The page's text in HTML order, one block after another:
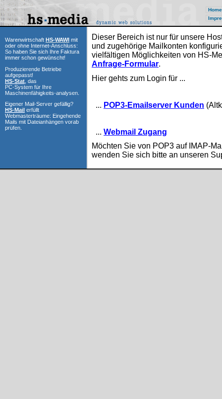
Home
WarenwirtschaftHS-WAWImit
oder ohne Internet-Anschluss:
So haben Sie sich Ihre Faktura
immer schon gewünscht!
Produzierende Betriebe
aufgepasst!
HS-Stat, das
PC-System für Ihre
Maschinenfähigkeits-analysen.
Eigener Mail-Server gefällig?
HS-Mailerfüllt
Webmasterträume: Eingehende
Mails mit Dateianhängen vorab
prüfen.
Dieser Bereich ist nur für unsere
und zugehörige Mailkonten
vielfältigen Möglichkeiten von HS-
Anfrage-Formular.
Hier gehts zum Login für ...
... POP3-Emailserver Kunden
... Webmail Zugang
Möchten Sie von POP3 auf IMAP-
wenden Sie sich bitte an unseren